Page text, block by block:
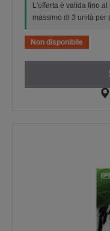
L'offerta è valida fino
massimo di 3 unità per
Non disponibile